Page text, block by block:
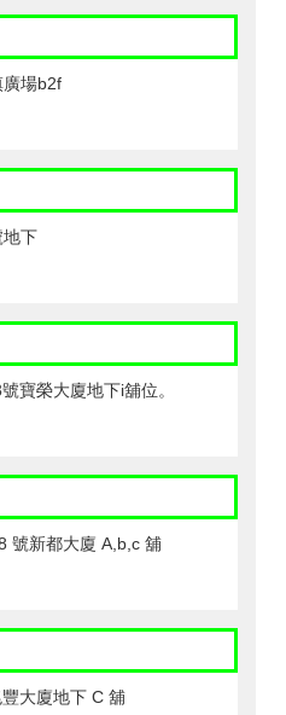
場b2f
地下
寶榮大廈地下i舖位。
號新都大廈 A,b,c 舖
大廈地下 C 舖